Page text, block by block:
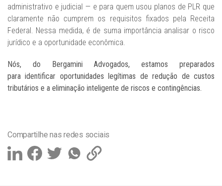
administrativo e judicial — e para quem usou planos de PLR que
claramente não cumprem os requisitos fixados pela Receita
Federal. Nessa medida, é de suma importância analisar o risco
jurídico e a oportunidade econômica.
Nós, do Bergamini Advogados, estamos preparados
para identificar oportunidades legítimas de redução de custos
tributários e a eliminação inteligente de riscos e contingências.
Compartilhe nas redes sociais